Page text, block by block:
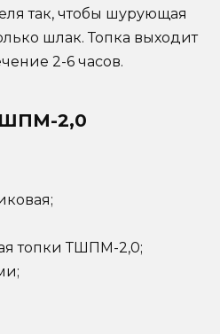
так, чтобы шурующая
шлак. Топка выходит
2-6 часов.
2,0
топки ТШПМ-2,0;